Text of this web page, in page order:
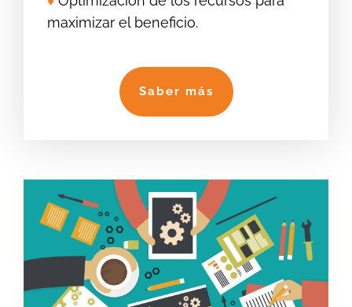
maximizar el beneficio.
Saber más